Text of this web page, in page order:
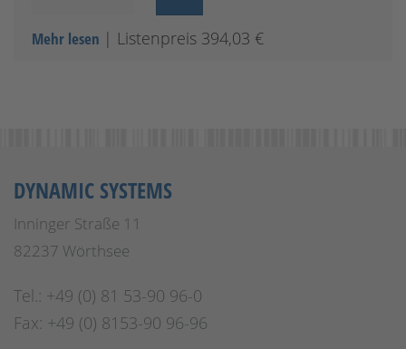
Mehr lesen | Listenpreis 394,03 €
DYNAMIC SYSTEMS
Inninger Straße 11
82237 Wörthsee
Tel.: +49 (0) 81 53-90 96-0
Fax: +49 (0) 8153-90 96-96